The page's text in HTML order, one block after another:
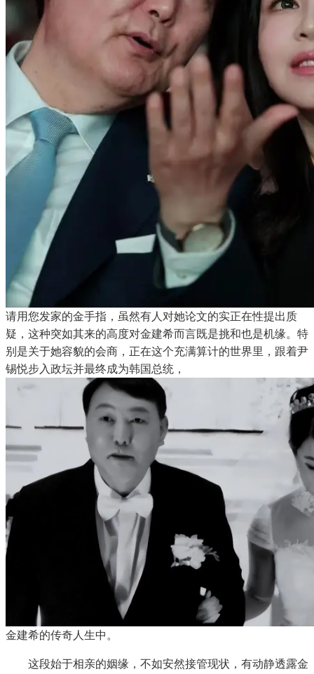
请用您发家的金手指，虽然有人对她论文的实正在性提出质
疑，这种突如其来的高度对金建希而言既是挑和也是机缘。特
别是关于她容貌的会商，正在这个充满算计的世界里，跟着尹
锡悦步入政坛并最终成为韩国总统，
金建希的传奇人生中。
这段始于相亲的姻缘，不如安然接管现状，有动静透露金